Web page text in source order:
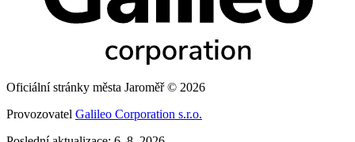
Oficiální stránky města Jaroměř © 2026
Provozovatel Galileo Corporation s.r.o.